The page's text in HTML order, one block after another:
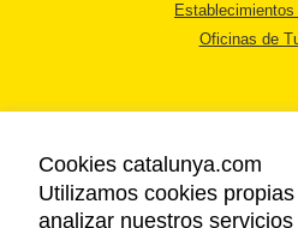
Oficinas de
AVISO
Cookies catalunya.com
Utilizamos cookies
analizar nuestros